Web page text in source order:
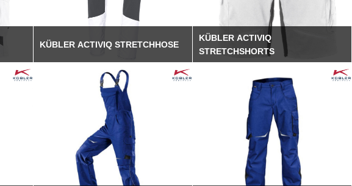
KÜBLER ACTIVIQ STRETCHHOSE
KÜBLER ACTIVIQ
STRETCHSHORTS